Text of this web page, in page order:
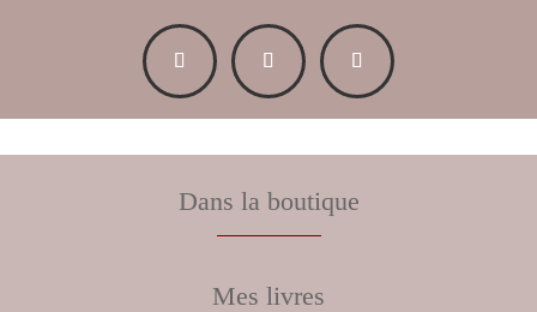
Dans la boutique
Mes livres